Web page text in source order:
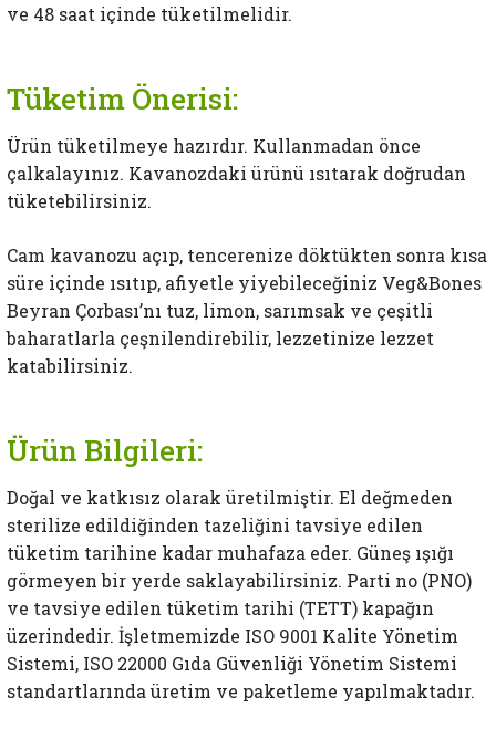
ve 48 saat içinde tüketilmelidir.
Tüketim Önerisi:
Ürün tüketilmeye hazırdır. Kullanmadan önce
çalkalayınız. Kavanozdaki ürünü ısıtarak doğrudan
tüketebilirsiniz.
Cam kavanozu açıp, tencerenize döktükten sonra kısa
süre içinde ısıtıp, afiyetle yiyebileceğiniz Veg&Bones
Beyran Çorbası’nı tuz, limon, sarımsak ve çeşitli
baharatlarla çeşnilendirebilir, lezzetinize lezzet
katabilirsiniz.
Ürün Bilgileri:
Doğal ve katkısız olarak üretilmiştir. El değmeden
sterilize edildiğinden tazeliğini tavsiye edilen
tüketim tarihine kadar muhafaza eder. Güneş ışığı
görmeyen bir yerde saklayabilirsiniz. Parti no (PNO)
ve tavsiye edilen tüketim tarihi (TETT) kapağın
üzerindedir. İşletmemizde ISO 9001 Kalite Yönetim
Sistemi, ISO 22000 Gıda Güvenliği Yönetim Sistemi
standartlarında üretim ve paketleme yapılmaktadır.